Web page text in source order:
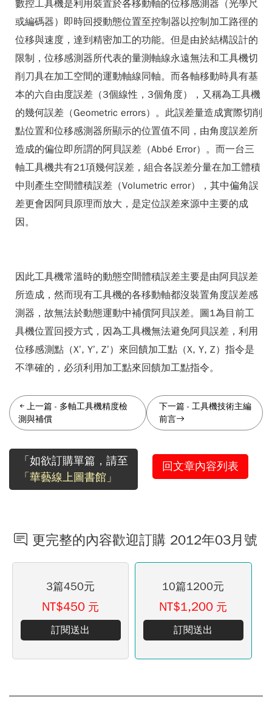
數控工具機是利用裝置於各移動軸的位移感測器（光學尺
或編碼器）即時回授動態位置至控制器以控制加工路徑的
位移與速度，達到精密加工的功能。但是由於結構設計的
限制，位移感測器所代表的量測軸線永遠無法和工具機切
削刀具在加工空間的運動軸線同軸。而各軸移動時具有基
本的六自由度誤差（3個線性，3個角度），又稱為工具機
的幾何誤差（Geometric errors）。此誤差量造成實際切削
點位置和位移感測器所顯示的位置值不同，由角度誤差所
造成的偏位即所謂的阿貝誤差（Abbé Error）。而一台三
軸工具機共有21項幾何誤差，組合各誤差分量在加工體積
中則產生空間體積誤差（Volumetric error），其中偏角誤
差更會因阿貝原理而放大，是定位誤差來源中主要的成
因。
因此工具機常溫時的動態空間體積誤差主要是由阿貝誤差
所造成，然而現有工具機的各移動軸都沒裝置角度誤差感
測器，故無法於動態運動中補償阿貝誤差。圖1為目前工
具機位置回授方式，因為工具機無法避免阿貝誤差，利用
位移感測點（X’, Y’, Z’）來回饋加工點（X, Y, Z）指令是
不準確的，必須利用加工點來回饋加工點指令。
上一篇 - 多軸工具機精度檢
測與補償
下一篇- 工具機技術主編
前言
「如欲訂購單篇，請至
「華藝線上圖書館」
回文章內容列表
更完整的內容歡迎訂購 2012年03月號
3篇450元
NT$450 元
訂閱送出
10篇1200元
NT$1,200 元
訂閱送出